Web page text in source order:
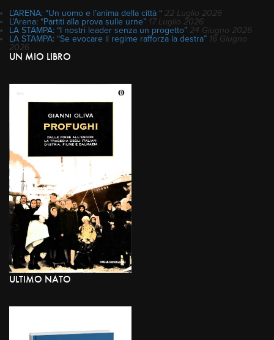
L’ARENA: “Un uomo e l’anima della città “ 22 Luglio 2026
L’Arena: “Partiti alla prova sulle urne” 17 Luglio 2026
LA STAMPA: “I nostri leader senza un progetto” 24 Giugno 2026
LA STAMPA: “Se evocare il regime rafforza la destra” 16 Giugno
2026
UN MIO LIBRO
ULTIMO NATO